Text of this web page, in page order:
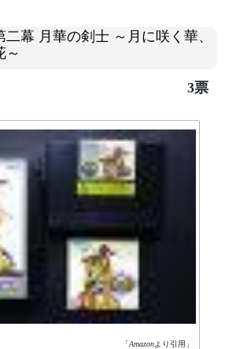
二幕 月華の剣士 ～月に咲く華、
～
3票
「Amazonより引用」